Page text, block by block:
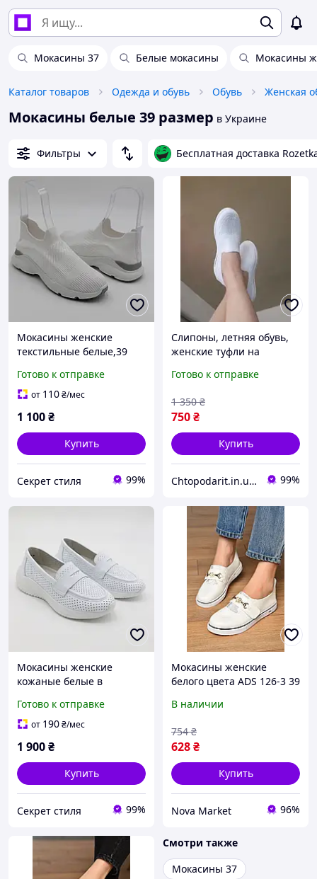
Мокасины 37 Белые мокасины Мокасины
Каталог товаров Одежда и обувь Обувь Женская
Мокасины белые 39 размер в Украине
Фильтры Бесплатная доставка
Мокасины женские
текстильные белые,39
Готово к отправке
от 110₴/мес
1 100₴
Купить
Секрет стиля 99%
Слипоны, летняя обувь,
женские туфли на
мокасины размер 39,
Готово к отправке
750₴
1 350 ₴
Купить
Chtopodarit.in.ua-інтернет-магазин цікавих подарунків 99%
Мокасины женские
кожаные белые в
размер Lonza (82372)
Готово к отправке
от 190₴/мес
1 900₴
Купить
Секрет стиля 99%
Мокасины женские
белого цвета ADS 126-3 39
37-41, шнуровка
В наличии
628₴
754 ₴
Купить
Nova Market 96%
Смотри также
Мокасины 37